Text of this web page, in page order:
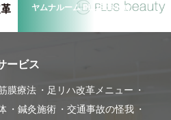
ヤムナルーム PLUSbeauty
ービス
膜療法
足リハ改革メニュー
鍼灸施術
交通事故の怪我